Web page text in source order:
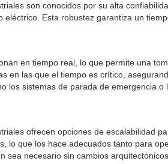
son conocidos por su alta
eléctrico. Esta robustez garantiza un
en tiempo real, lo que permite una
en las que el tiempo es crítico,
los sistemas de parada de emergencia
ofrecen opciones de escalabilidad
lo que los hace adecuados tanto para
sea necesario sin cambios